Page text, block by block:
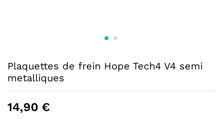
Plaquettes de frein Hope Tech4 V4 semi
metalliques
14,90 €